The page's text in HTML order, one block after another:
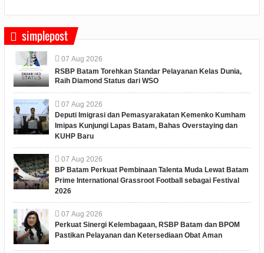
simplepost
07 Aug 2026
RSBP Batam Torehkan Standar Pelayanan Kelas Dunia,
Raih Diamond Status dari WSO
07 Aug 2026
Deputi Imigrasi dan Pemasyarakatan Kemenko Kumham
Imipas Kunjungi Lapas Batam, Bahas Overstaying dan
KUHP Baru
07 Aug 2026
BP Batam Perkuat Pembinaan Talenta Muda Lewat Batam
Prime International Grassroot Football sebagai Festival
2026
07 Aug 2026
Perkuat Sinergi Kelembagaan, RSBP Batam dan BPOM
Pastikan Pelayanan dan Ketersediaan Obat Aman